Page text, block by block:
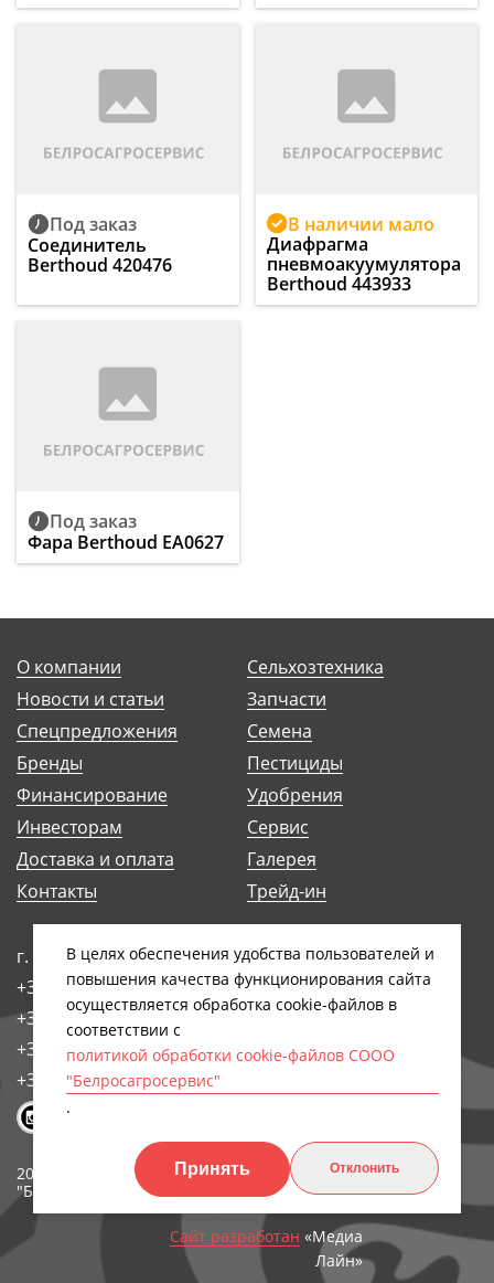
Под заказ
Соединитель
Berthoud 420476
В наличии мало
Диафрагма
пневмоакуумулятора
Berthoud 443933
Под заказ
Фара Berthoud EA0627
О компании
Новости и статьи
Спецпредложения
Бренды
Финансирование
Инвесторам
Доставка и оплата
Контакты
Сельхозтехника
Запчасти
Семена
Пестициды
Удобрения
Сервис
Галерея
Трейд-ин
г. Минск, ул. Антоновская, 14Б
+375 (17) 248-91-29
+375 (17) 242-97-93
+375 (17) 258-89-66
+375 (44) 768-79-84
2026, СООО
"БЕЛРОСАГРОСЕРВИС"
Обработка персональных
данных
Сайт разработан «Медиа
Лайн»
В целях обеспечения удобства пользователей и
повышения качества функционирования сайта
осуществляется обработка сookiе-файлов в
соответствии с
политикой обработки cookie-файлов СООО
"Белросагросервис"
.
Принять Отклонить